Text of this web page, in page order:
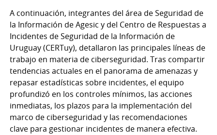
A continuación, integrantes del área de Seguridad de
la Información de Agesic y del Centro de Respuestas a
Incidentes de Seguridad de la Información de
Uruguay (CERTuy), detallaron las principales líneas de
trabajo en materia de ciberseguridad. Tras compartir
tendencias actuales en el panorama de amenazas y
repasar estadísticas sobre incidentes, el equipo
profundizó en los controles mínimos, las acciones
inmediatas, los plazos para la implementación del
marco de ciberseguridad y las recomendaciones
clave para gestionar incidentes de manera efectiva.